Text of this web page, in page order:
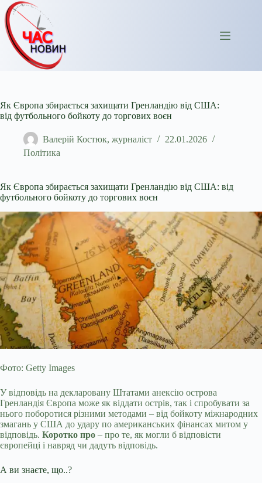
Перейти
до
вмісту
Як Європа збирається захищати Гренландію від США:
від футбольного бойкоту до торгових воєн
Валерій Костюк, журналіст
22.01.2026
Політика
Як Європа збирається захищати Гренландію від США: від
футбольного бойкоту до торгових воєн
Фото: Getty Images
У відповідь на декларовану Штатами анексію острова
Гренландія Європа може як віддати острів, так і спробувати за
нього поборотися різними методами – від бойкоту міжнародних
змагань у США до удару по американських фінансах митом у
відповідь. Коротко про – про те, як могли б відповісти
європейці і навряд чи дадуть відповідь.
А ви знаєте, що..?